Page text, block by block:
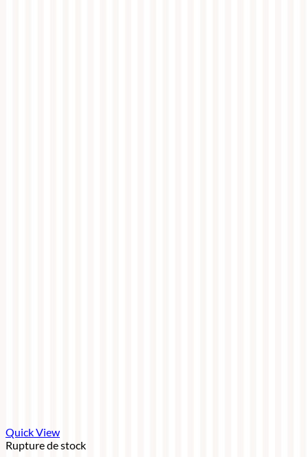
Quick View
Rupture de stock